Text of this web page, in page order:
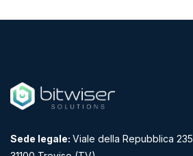
Sede legale: Viale della Repubblica 235